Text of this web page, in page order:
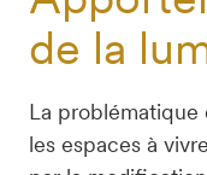
de la
La problématique
les espaces à